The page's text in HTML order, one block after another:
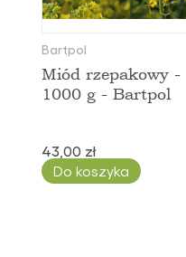
Bartpol
Miód rzepakowy -
1000 g - Bartpol
43,00 zł
Do koszyka